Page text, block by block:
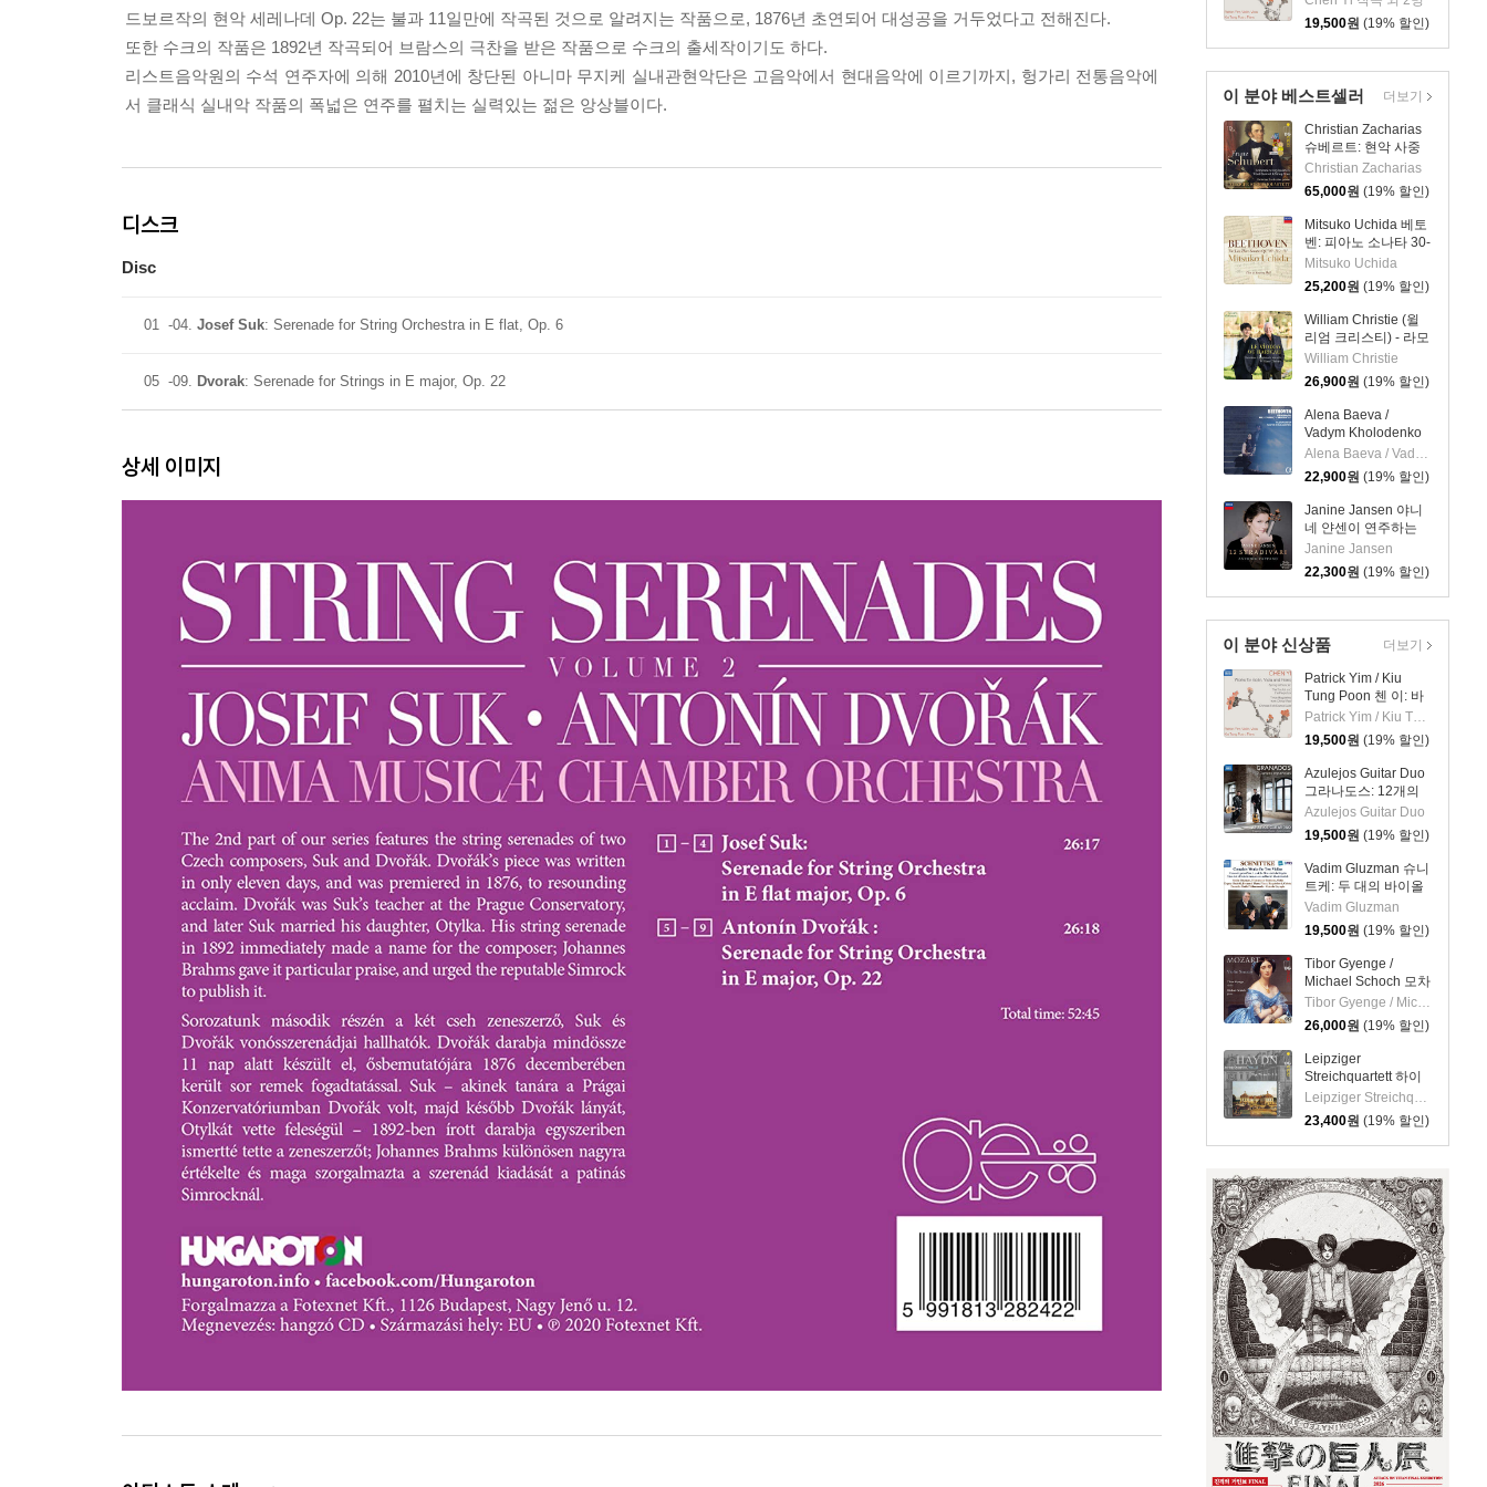
노 작품집 (Chen Yi:
Works For Violin,
Viola And Piano)
19,500원 (19% 할인)
이 분야 베스트셀러
Christian Zacharias
슈베르트: 현악 사중
주 전곡 외 (Schubert:
Complete String
Quartets, Trout
Quintet & String
Trios)
Christian Zacharias
65,000원 (19% 할인)
Mitsuko Uchida 베토
벤: 피아노 소나타 30-
32번 (Beethoven:
Piano Sonatas Opp
109 110 & 111)
Mitsuko Uchida
25,200원 (19% 할인)
William Christie (윌
리엄 크리스티) - 라모
의 바이올린 (Le
Violon De Rameau)
William Christie
26,900원 (19% 할인)
Alena Baeva /
Vadym Kholodenko
베토벤: 바이올린 소
나타 5번 '봄', 9번 '크
로이처', 3번
(Beethoven: Violin
Sonatas Nos. 5
"Spring", 9 'Kreutzer"
& 3)
Alena Baeva / Vadym Kholodenko
22,900원 (19% 할인)
Janine Jansen 야니
네 얀센이 연주하는
12개의 스트라디바리
(12 Stradivari)
Janine Jansen
22,300원 (19% 할인)
더보기
이 분야 신상품
Patrick Yim / Kiu
Tung Poon 첸 이: 바
이올린, 비올라, 피아
노 작품집 (Chen Yi:
Works For Violin,
Viola And Piano)
Patrick Yim / Kiu Tung Poon
19,500원 (19% 할인)
Azulejos Guitar Duo
그라나도스: 12개의
스페인 무곡, 스페인
카프리초 (두 대의 기
타를 위한 편곡)
(Granados: 12
Danzas Espanolas)
Azulejos Guitar Duo
19,500원 (19% 할인)
Vadim Gluzman 슈니
트케: 두 대의 바이올
린을 위한 작품집
(Schnittke: Complete
Works For Two
Violins)
Vadim Gluzman
19,500원 (19% 할인)
Tibor Gyenge /
Michael Schoch 모차
르트: 바이올린 소나
타집 (Mozart: Violin
Sonatas) [SACD
Hybrid]
Tibor Gyenge / Michael Schoch
26,000원 (19% 할인)
Leipziger
Streichquartett 하이
든: 현악 사중주 22집
(Haydn: String
Quartets Vol.22 -
Op.76 No.1, 5, 6)
Leipziger Streichquartett
23,400원 (19% 할인)
더보기
드보르작의 현악 세레나데 Op. 22는 불과 11일만에 작곡된 것으로 알려지는 작품으로, 1876년 초연되어 대성공을 거두었다고 전해진다.
또한 수크의 작품은 1892년 작곡되어 브람스의 극찬을 받은 작품으로 수크의 출세작이기도 하다.
리스트음악원의 수석 연주자에 의해 2010년에 창단된 아니마 무지케 실내관현악단은 고음악에서 현대음악에 이르기까지, 헝가리 전통음악에
서 클래식 실내악 작품의 폭넓은 연주를 펼치는 실력있는 젊은 앙상블이다.
디스크
Disc
01 -04. Josef Suk: Serenade for String Orchestra in E flat, Op. 6
05 -09. Dvorak: Serenade for Strings in E major, Op. 22
상세 이미지